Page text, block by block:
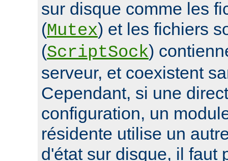
sur disque comme les
(Mutex) et les fichiers
(ScriptSock)
serveur, et coexistent
Cependant, si une
configuration, un
résidente utilise un
d'état sur disque, il faut